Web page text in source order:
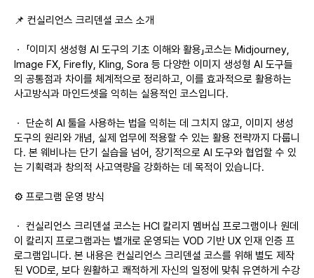
📌 컨실리언스 크리덴셜 코스 소개
ㆍ 「이미지 생성형 AI 도구의 기초 이해와 활용」코스는 Midjourney,
Image FX, Firefly, Kling, Sora 등 다양한 이미지 생성형 AI 도구들
의 공통점과 차이를 체계적으로 정리하고, 이를 효과적으로 활용하는
사고방식과 마인드셋을 익히는 실용적인 코스입니다.
ㆍ 단순히 AI 툴을 사용하는 법을 익히는 데 그치지 않고, 이미지 생성
도구의 원리와 개념, 실제 업무에 적용할 수 있는 활용 전략까지 다룹니
다. 본 웨비나는 단기 실습을 넘어, 장기적으로 AI 도구와 협업할 수 있
는 기획력과 창의적 사고역량을 강화하는 데 목적이 있습니다.
⚙️ 프로그램 운영 방식
ㆍ 컨실리언스 크리덴셜 코스는 HCI 칼리지 멤버십 프로그램이나 원데
이 칼리지 프로그램과는 별개로 운영되는 VOD 기반 UX 인재 인증 프
로그램입니다. 본 내용은 컨실리언스 크리덴셜 코스를 위해 별도 제작
된 VOD로, 보다 원활하고 쾌적하게 자신의 일정에 맞춰 유연하게 수강